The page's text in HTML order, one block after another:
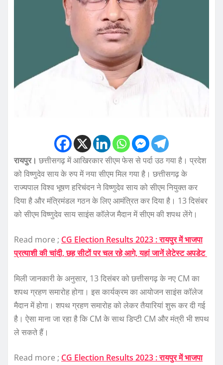
रायपुर। छत्तीसगढ़ में आखिरकार सीएम फेस से पर्दा उठ गया है। प्रदेश
को विष्णुदेव साय के रुप में नया सीएम मिल गया है। छत्तीसगढ़ के
राज्यपाल विश्व भूषण हरिचंदन ने विष्णुदेव साय को सीएम नियुक्त कर
दिया है और मंत्रिमंडल गठन के लिए आमंत्रित कर दिया है। 13 दिसंबर
को सीएम विष्णुदेव साय साइंस कॉलेज मैदान में सीएम की शपथ लेंगे।
Read more ; CG Election Results 2023 : रायपुर में भाजपा
प्रत्याशी की चांदी, छह सीटों पर चल रहे आगे, यहां जानें लेटेस्ट अपडेट
मिली जानकारी के अनुसार, 13 दिसंबर को छत्तीसगढ़ के नए CM का
शपथ ग्रहण समारोह होगा। इस कार्यक्रम का आयोजन साइंस कॉलेज
मैदान में होगा। शपथ ग्रहण समारोह को लेकर तैयारियां शुरू कर दी गई
है। ऐसा माना जा रहा है कि CM के साथ डिप्टी CM और मंत्री भी शपथ
ले सकते हैं।
Read more ; CG Election Results 2023 : रायपुर में भाजपा